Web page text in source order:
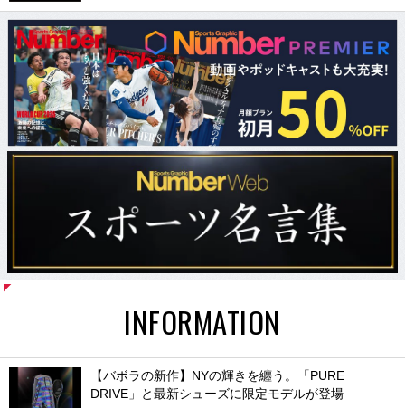
INFORMATION
【バボラの新作】NYの輝きを纏う。「PURE
DRIVE」と最新シューズに限定モデルが登場